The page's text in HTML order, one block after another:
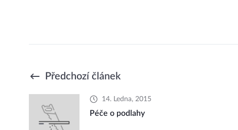
Předchozí článek
14. Ledna, 2015
Péče o podlahy